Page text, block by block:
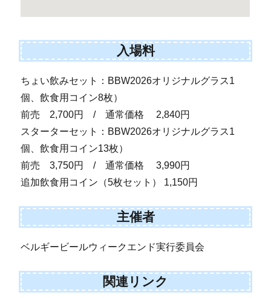
入場料
ちょい飲みセット：BBW2026オリジナルグラス1
個、飲食用コイン8枚）
前売 2,700円 / 通常価格 2,840円
スターターセット：BBW2026オリジナルグラス1
個、飲食用コイン13枚）
前売 3,750円 / 通常価格 3,990円
追加飲食用コイン（5枚セット） 1,150円
主催者
ベルギービールウィークエンド実行委員会
関連リンク